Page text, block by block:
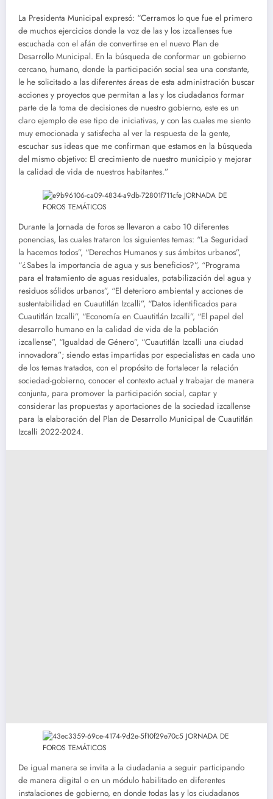
La Presidenta Municipal expresó: “Cerramos lo que fue el primero
de muchos ejercicios donde la voz de las y los izcallenses fue
escuchada con el afán de convertirse en el nuevo Plan de
Desarrollo Municipal. En la búsqueda de conformar un gobierno
cercano, humano, donde la participación social sea una constante,
le he solicitado a las diferentes áreas de esta administración buscar
acciones y proyectos que permitan a las y los ciudadanos formar
parte de la toma de decisiones de nuestro gobierno, este es un
claro ejemplo de ese tipo de iniciativas, y con las cuales me siento
muy emocionada y satisfecha al ver la respuesta de la gente,
escuchar sus ideas que me confirman que estamos en la búsqueda
del mismo objetivo: El crecimiento de nuestro municipio y mejorar
la calidad de vida de nuestros habitantes.”
Durante la Jornada de foros se llevaron a cabo 10 diferentes
ponencias, las cuales trataron los siguientes temas: “La Seguridad
la hacemos todos”, “Derechos Humanos y sus ámbitos urbanos”,
“¿Sabes la importancia de agua y sus beneficios?”, “Programa
para el tratamiento de aguas residuales, potabilización del agua y
residuos sólidos urbanos”, “El deterioro ambiental y acciones de
sustentabilidad en Cuautitlán Izcalli”, “Datos identificados para
Cuautitlán Izcalli”, “Economía en Cuautitlán Izcalli”, “El papel del
desarrollo humano en la calidad de vida de la población
izcallense”, “Igualdad de Género”, “Cuautitlán Izcalli una ciudad
innovadora”; siendo estas impartidas por especialistas en cada uno
de los temas tratados, con el propósito de fortalecer la relación
sociedad-gobierno, conocer el contexto actual y trabajar de manera
conjunta, para promover la participación social, captar y
considerar las propuestas y aportaciones de la sociedad izcallense
para la elaboración del Plan de Desarrollo Municipal de Cuautitlán
Izcalli 2022-2024.
De igual manera se invita a la ciudadania a seguir participando
de manera digital o en un módulo habilitado en diferentes
instalaciones de gobierno, en donde todas las y los ciudadanos